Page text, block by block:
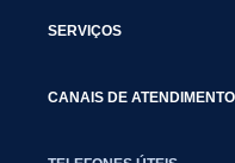
SERVIÇOS
CANAIS DE ATENDIMENTO